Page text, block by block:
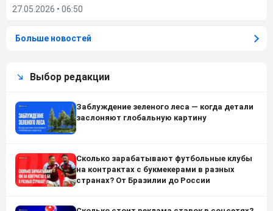
27.05.2026 • 06:50
Больше новостей
Выбор редакции
Заблуждение зеленого леса — когда детали
заслоняют глобальную картину
Сколько зарабатывают футбольные клубы
на контрактах с букмекерами в разных
странах? От Бразилии до России